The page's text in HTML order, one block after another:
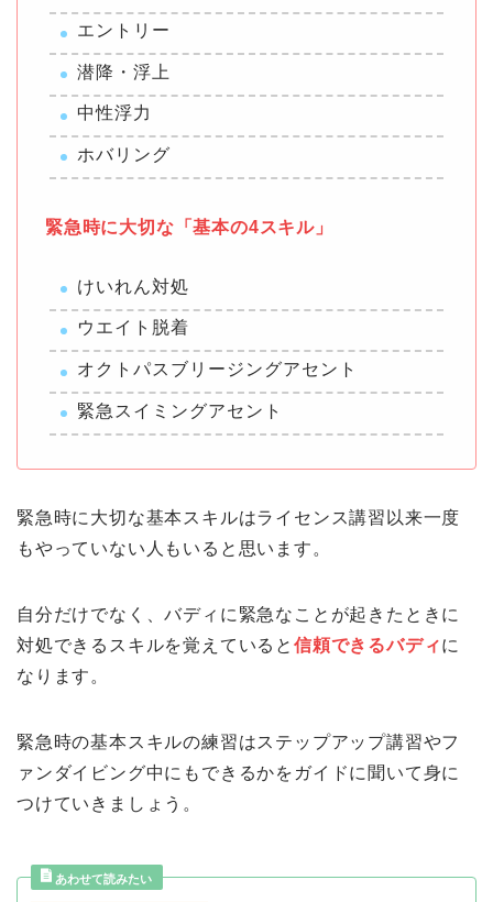
エントリー
潜降・浮上
中性浮力
ホバリング
緊急時に大切な「基本の4スキル」
けいれん対処
ウエイト脱着
オクトパスブリージングアセント
緊急スイミングアセント
緊急時に大切な基本スキルはライセンス講習以来一度
もやっていない人もいると思います。
自分だけでなく、バディに緊急なことが起きたときに
対処できるスキルを覚えていると 信頼できるバディに
なります。
緊急時の基本スキルの練習はステップアップ講習やフ
ァンダイビング中にもできるかをガイドに聞いて身に
つけていきましょう。